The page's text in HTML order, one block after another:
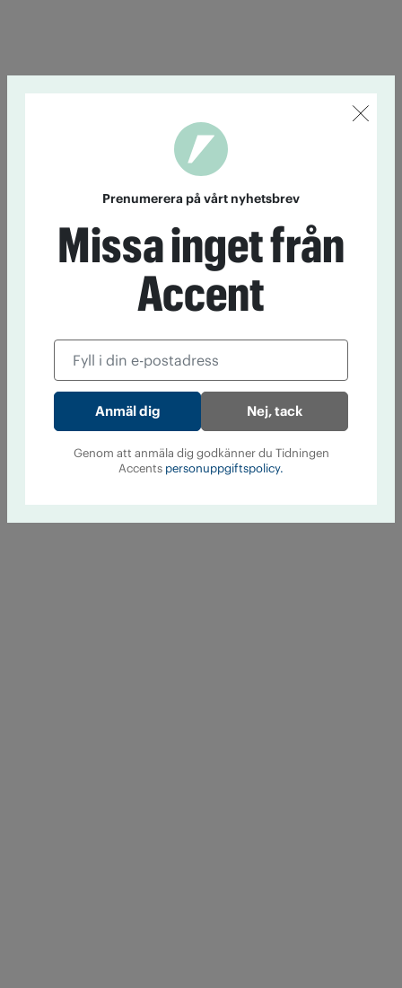
Prenumerera på vårt nyhetsbrev
Missa inget från
Accent
Nej, tack
Genom att anmäla dig godkänner du Tidningen
Accents personuppgiftspolicy.